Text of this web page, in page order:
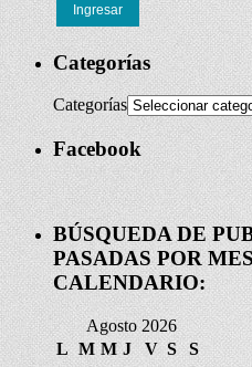
Ingresar
Categorías
Categorías
Facebook
BÚSQUEDA DE
PASADAS POR
CALENDARIO:
Agosto 2026
L M M J V S S